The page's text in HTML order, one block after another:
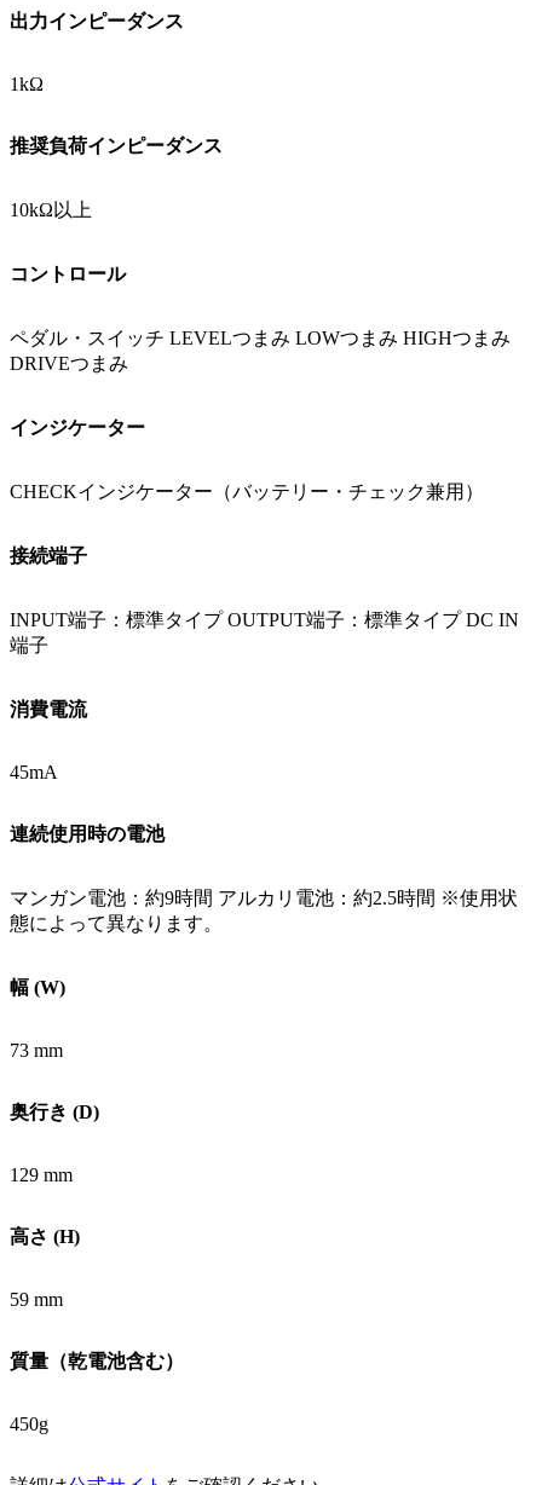
出力インピーダンス
1kΩ
推奨負荷インピーダンス
10kΩ以上
コントロール
ペダル・スイッチ LEVELつまみ LOWつまみ HIGHつまみ
DRIVEつまみ
インジケーター
CHECKインジケーター（バッテリー・チェック兼用）
接続端子
INPUT端子：標準タイプ OUTPUT端子：標準タイプ DC IN
端子
消費電流
45mA
連続使用時の電池
マンガン電池：約9時間 アルカリ電池：約2.5時間 ※使用状
態によって異なります。
幅 (W)
73 mm
奥行き (D)
129 mm
高さ (H)
59 mm
質量（乾電池含む）
450g